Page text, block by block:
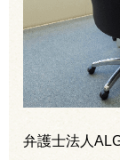
弁護士法人ALG